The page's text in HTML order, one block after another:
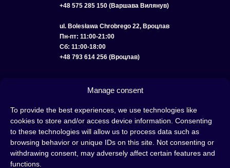
Manage consent
To provide the best experiences, we use technologies like
cookies to store and/or access device information. Consenting
to these technologies will allow us to process data such as
browsing behavior or unique IDs on this site. Not consenting or
withdrawing consent, may adversely affect certain features and
functions.
+48 575 285 150 (Варшава Вилянув)
ul. Bolesława Chrobrego 22, Вроцлав
Пн-пт: 11:00-21:00
Сб: 11:00-18:00
+48 793 614 256 (Вроцлав)
УСЛОВИЯ ИСПОЛЬЗОВАНИЯ ПОЛИТИКА COOKIE